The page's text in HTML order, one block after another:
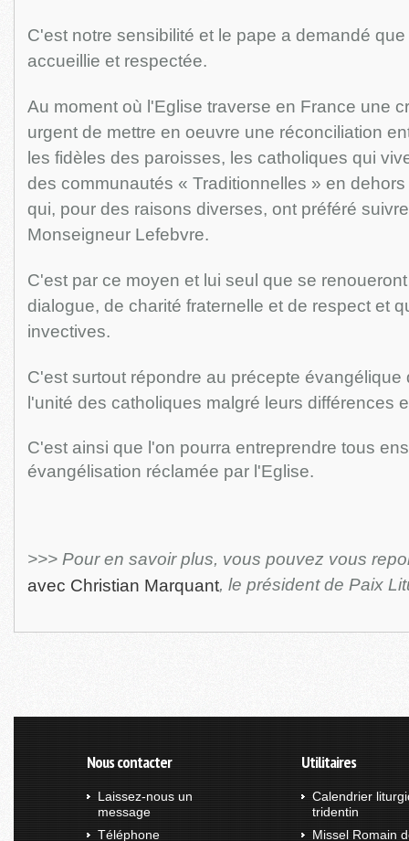
C'est notre sensibilité et le pape a demandé
accueillie et respectée.
Au moment où l'Eglise traverse en France une
urgent de mettre en oeuvre une réconciliation
les fidèles des paroisses, les catholiques qui
des communautés « Traditionnelles » en
qui, pour des raisons diverses, ont préféré
Monseigneur Lefebvre.
C'est par ce moyen et lui seul que se
dialogue, de charité fraternelle et de respect et
invectives.
C'est surtout répondre au précepte évangélique
l'unité des catholiques malgré leurs différences
C'est ainsi que l'on pourra entreprendre tous
évangélisation réclamée par l'Eglise.
>>> Pour en savoir plus, vous pouvez vous
avec Christian Marquant, le président de Paix
Nous contacter
Laissez-nous un
message
Téléphone
Utilitaires
Calendrier
tridentin
Missel Romain